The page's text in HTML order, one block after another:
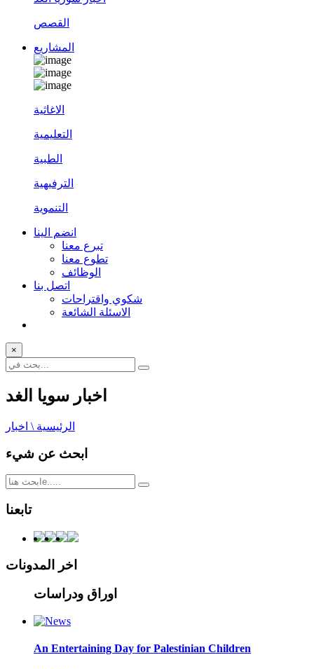
القصص
المشاريع
الاغاثية
التعليمية
الطبية
الترفيهية
التنموية
انضم الينا
تبرع معنا
تطوع معنا
الوظائف
اتصل بنا
شكوي واقتراحات
الاسئلة الشائعة
×
اخبار سويا الغد
الرئيسية \ اخبار
ابحث عن شيء
تابعنا
اخر المدونات
اوراق ودراسات
An Entertaining Day for Palestinian Children